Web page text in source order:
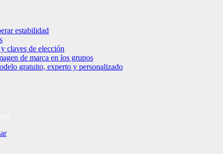
estabilidad
claves de elección
de marca en los grupos
gratuito, experto y personalizado